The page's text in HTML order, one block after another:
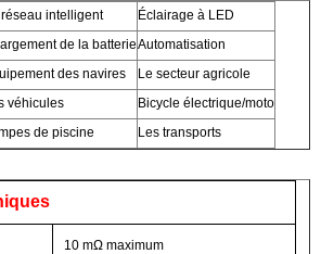
intelligent
Éclairage à LED
de la batterieAutomatisation
des navires
Le secteur agricole
véhicules
Bicycle électrique/moto
de piscine Les transports
10 mΩ maximum